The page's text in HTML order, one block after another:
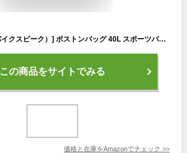
[PYKES PEAK（パイクスピーク）] ボストンバッグ 40L スポーツバッグ ゴルフバッグ ジム 旅行 大容量 防水加工 【シューズインポケット付】 メンズ レディース
この商品をサイトでみる
価格と在庫をAmazonでチェック >>